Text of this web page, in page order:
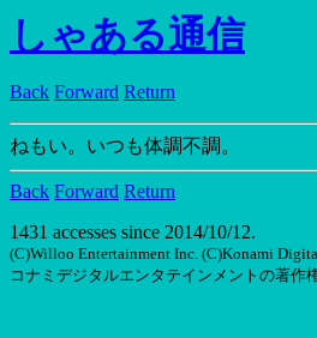
しゃある通信
Back Forward Return
ねもい。いつも体調不調。
Back Forward Return
1431 accesses since 2014/10/12.
(C)Willoo Entertainment Inc. (C)Konami
コナミデジタルエンタテインメントの著作